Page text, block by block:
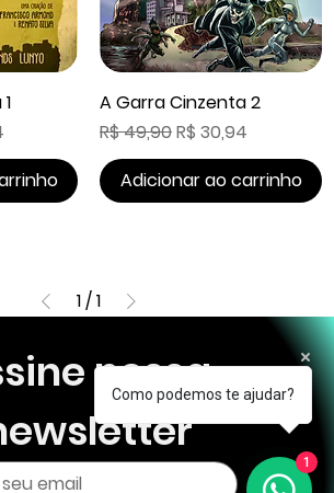
A Garra Cinzenta 2
Preço normal
R$ 49,90Preço promocional
R$ 30,94
Adicionar ao carrinho
1 /1
nossa
Como podemos te ajudar?
1